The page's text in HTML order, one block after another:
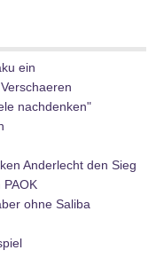
ein
nachdenken"
Anderlecht den Sieg
ohne Saliba